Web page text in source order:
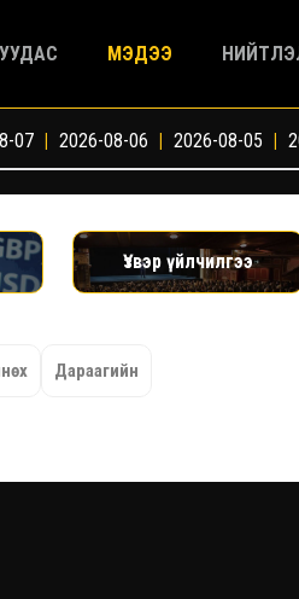
МЭДЭЭ
07 | 2026-08-06 | 2026-08-05 |
Үзвэр үйлчилгээ
Дараагийн